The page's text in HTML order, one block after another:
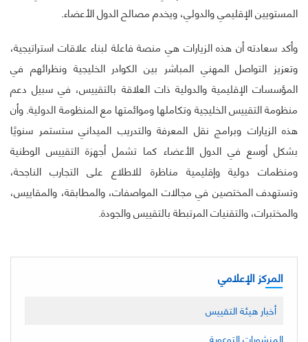
المستويين الإقليمي والدولي، ويخدم مصالح الدول الأعضاء.
وأكد سعادته أن هذه الزيارات هي منصة فاعلة لبناء علاقات استراتيجية،
وتعزيز التواصل المهني المباشر بين الكوادر الخليجية ونظرائهم في
المؤسسات الإقليمية والدولية ذات العلاقة بالتقييس، في سبيل دعم
منظومة التقييس الخليجية وتكاملها وموائمتها مع المنظومة الدولية. وأن
هذه الزيارات وبرامج نقل المعرفة والتدريب الميداني ستستمر سنويًا
بشكل أوسع في الدول الأعضاء كما تشمل أجهزة التقييس الوطنية
ومنظمات دولية وإقليمية مناظرة للاطلاع على التجارب الناجحة،
وتستهدف المختصين في مجالات المواصفات، والمطابقة، والمقاييس،
والمختبرات، والتقنيات المرتبطة بالتقييس والجودة.
المركز الإعلامي
أخبار هيئة التقييس
المنشورات التوعوية